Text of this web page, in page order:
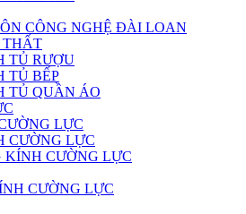
CÔNG NGHỆ ĐÀI LOAN
THẤT
TỦ RƯỢU
TỦ BẾP
TỦ QUẦN ÁO
LỰC
CƯỜNG LỰC
KÍNH CƯỜNG LỰC
CƯỜNG LỰC